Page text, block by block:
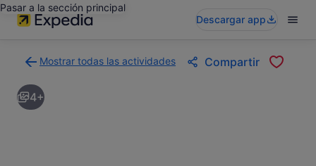
Pasar a la sección principal
Descargar app
Mostrar todas las actividades
a
la
página
Compartir
4+